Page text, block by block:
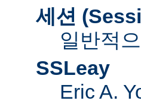
세션
일반적
SSLeay
Eric A.